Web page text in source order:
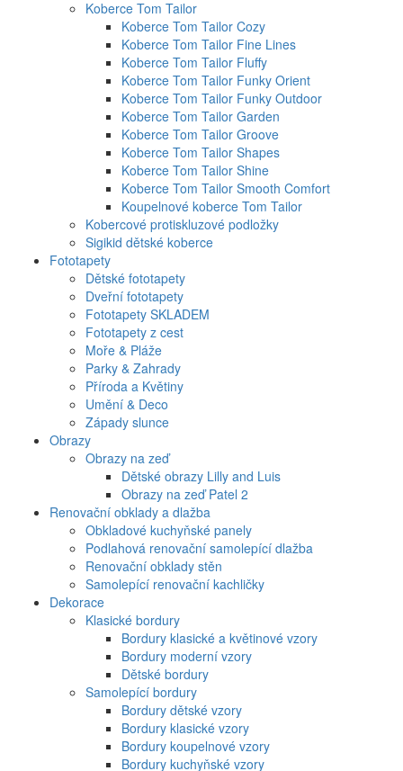
Koberce Tom Tailor
Koberce Tom Tailor Cozy
Koberce Tom Tailor Fine Lines
Koberce Tom Tailor Fluffy
Koberce Tom Tailor Funky Orient
Koberce Tom Tailor Funky Outdoor
Koberce Tom Tailor Garden
Koberce Tom Tailor Groove
Koberce Tom Tailor Shapes
Koberce Tom Tailor Shine
Koberce Tom Tailor Smooth Comfort
Koupelnové koberce Tom Tailor
Kobercové protiskluzové podložky
Sigikid dětské koberce
Fototapety
Dětské fototapety
Dveřní fototapety
Fototapety SKLADEM
Fototapety z cest
Moře & Pláže
Parky & Zahrady
Příroda a Květiny
Umění & Deco
Západy slunce
Obrazy
Obrazy na zeď
Dětské obrazy Lilly and Luis
Obrazy na zeď Patel 2
Renovační obklady a dlažba
Obkladové kuchyňské panely
Podlahová renovační samolepící dlažba
Renovační obklady stěn
Samolepící renovační kachličky
Dekorace
Klasické bordury
Bordury klasické a květinové vzory
Bordury moderní vzory
Dětské bordury
Samolepící bordury
Bordury dětské vzory
Bordury klasické vzory
Bordury koupelnové vzory
Bordury kuchyňské vzory